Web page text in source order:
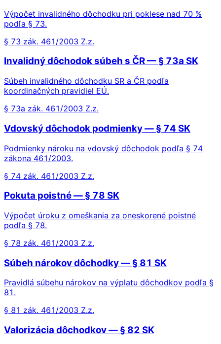
Výpočet invalidného dôchodku pri poklese nad 70 %
podľa § 73.
§ 73 zák. 461/2003 Z.z.
Invalidný dôchodok súbeh s ČR — § 73a SK
Súbeh invalidného dôchodku SR a ČR podľa
koordinačných pravidiel EÚ.
§ 73a zák. 461/2003 Z.z.
Vdovský dôchodok podmienky — § 74 SK
Podmienky nároku na vdovský dôchodok podľa § 74
zákona 461/2003.
§ 74 zák. 461/2003 Z.z.
Pokuta poistné — § 78 SK
Výpočet úroku z omeškania za oneskorené poistné
podľa § 78.
§ 78 zák. 461/2003 Z.z.
Súbeh nárokov dôchodky — § 81 SK
Pravidlá súbehu nárokov na výplatu dôchodkov podľa §
81.
§ 81 zák. 461/2003 Z.z.
Valorizácia dôchodkov — § 82 SK